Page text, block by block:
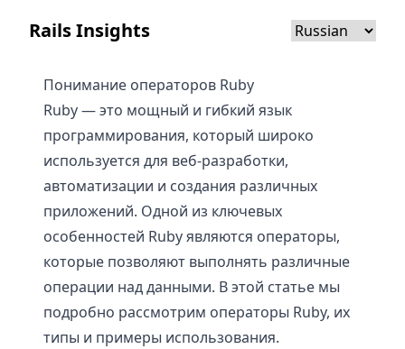
Rails Insights
Понимание операторов Ruby
Ruby — это мощный и гибкий язык
программирования, который широко
используется для веб-разработки,
автоматизации и создания различных
приложений. Одной из ключевых
особенностей Ruby являются операторы,
которые позволяют выполнять различные
операции над данными. В этой статье мы
подробно рассмотрим операторы Ruby, их
типы и примеры использования.